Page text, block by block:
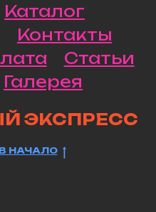
Каталог
Контакты
Статьи
Галерея
ЭКСПРЕСС
НАЧАЛО